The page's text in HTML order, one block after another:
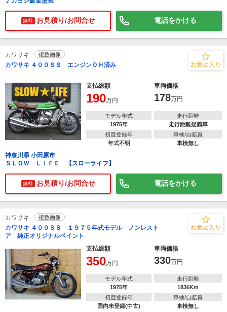
無料 お見積り/お問合せ 電話をかける
カワサキ 複数画像
カワサキ ４００ＳＳ エンジンＯＨ済み
支払総額 車両価格
190万円 178万円
モデル年式
1975年
走行距離
走行距離疑義車
初度登録年
年式不明
車検/自賠責
車検無し
神奈川県 小田原市
ＳＬＯＷ ＬＩＦＥ 【スローライフ】
無料 お見積り/お問合せ 電話をかける
カワサキ 複数画像
カワサキ ４００ＳＳ １９７５年式モデル ノンレスト
ア 純正オリジナルペイント
支払総額
車両価格
350万円 330万円
モデル年式
1975年
走行距離
1836Km
初度登録年
国内未登録(中古)
車検/自賠責
車検無し